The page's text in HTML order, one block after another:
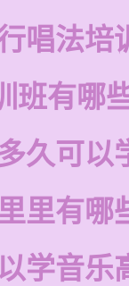
唱法培
班有哪
久可以
里有哪
学音乐